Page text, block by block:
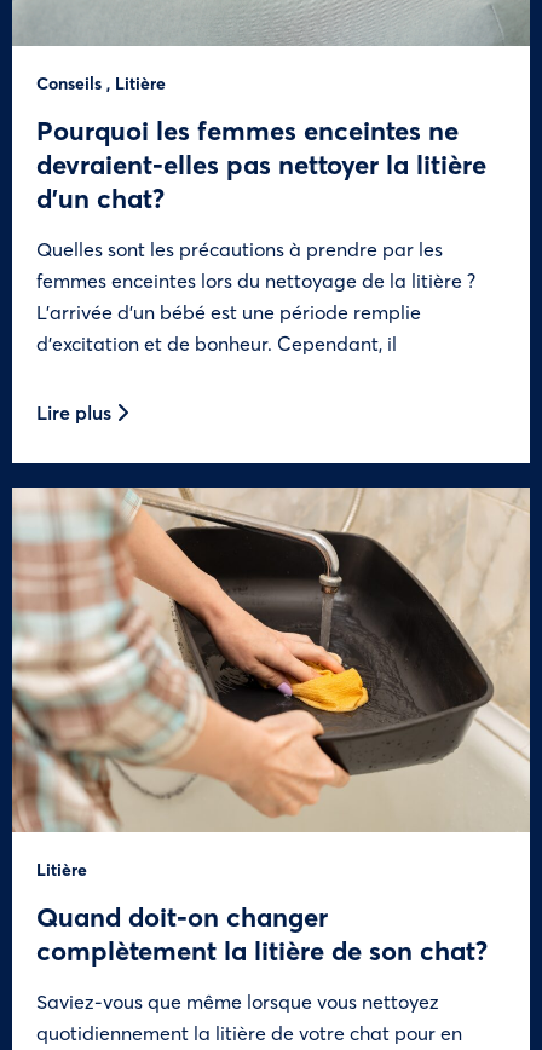
Conseils , Litière
Pourquoi les femmes enceintes ne
devraient-elles pas nettoyer la litière
d’un chat?
Quelles sont les précautions à prendre par les
femmes enceintes lors du nettoyage de la litière ?
L’arrivée d’un bébé est une période remplie
d’excitation et de bonheur. Cependant, il
Lire plus
Litière
Quand doit-on changer
complètement la litière de son chat?
Saviez-vous que même lorsque vous nettoyez
quotidiennement la litière de votre chat pour en